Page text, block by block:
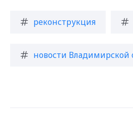
реконструкция
новости Владимирской